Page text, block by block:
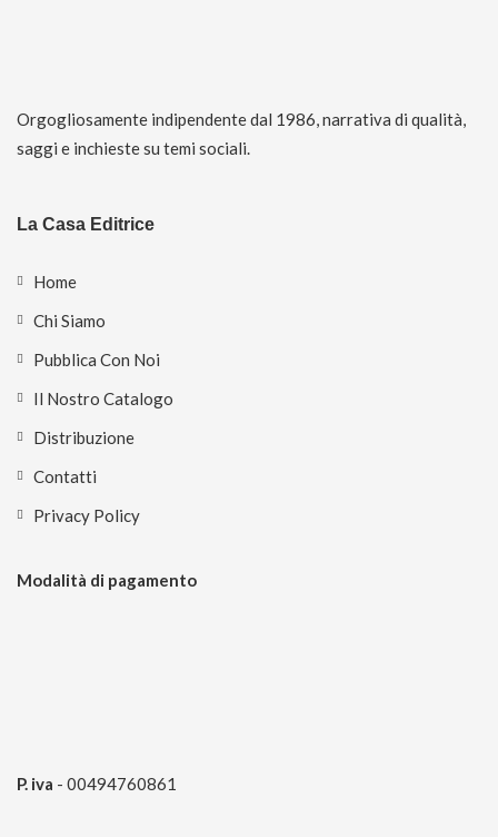
Orgogliosamente indipendente dal 1986, narrativa di qualità,
saggi e inchieste su temi sociali.
La Casa Editrice
Home
Chi Siamo
Pubblica Con Noi
Il Nostro Catalogo
Distribuzione
Contatti
Privacy Policy
Modalità di pagamento
P. iva - 00494760861